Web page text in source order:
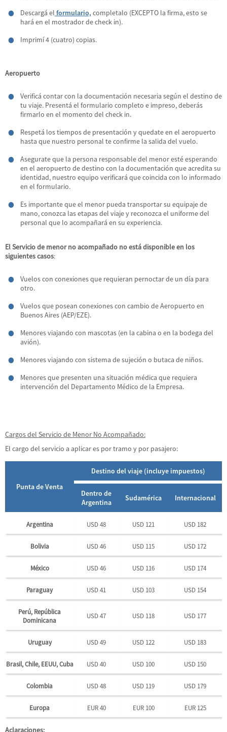
Descargá el formulario,completalo (EXCEPTO la firma, esto se
hará en el mostrador de check in).
Imprimí 4 (cuatro) copias.
Aeropuerto
Verificá contar con la documentación necesaria según el destino de
tu viaje. Presentá el formulario completo e impreso, deberás
firmarlo en el momento del check in.
Respetá los tiempos de presentación y quedate en el aeropuerto
hasta que nuestro personal te confirme la salida del vuelo.
Asegurate que la persona responsable del menor esté esperando
en el aeropuerto de destino con la documentación que acredita su
identidad, nuestro equipo verificará que coincida con lo informado
en el formulario.
Es importante que el menor pueda transportar su equipaje de
mano, conozca las etapas del viaje y reconozca el uniforme del
personal que lo acompañará en su experiencia.
El Servicio de menor no acompañado no está disponible en los
siguientes casos:
Vuelos con conexiones que requieran pernoctar de un día para
otro.
Vuelos que posean conexiones con cambio de Aeropuerto en
Buenos Aires (AEP/EZE).
Menores viajando con mascotas (en la cabina o en la bodega del
avión).
Menores viajando con sistema de sujeción o butaca de niños.
Menores que presenten una situación médica que requiera
intervención del Departamento Médico de la Empresa.
Cargos del Servicio de Menor No Acompañado:
El cargo del servicio a aplicar es por tramo y por pasajero:
Punta de Venta
Destino del viaje (incluye impuestos)
Dentro de
Argentina
Sudamérica Internacional
Argentina USD 48 USD 121 USD 182
Bolivia USD 46 USD 115 USD 172
México USD 46 USD 116 USD 174
Paraguay USD 41 USD 103 USD 154
Perú, República
Dominicana
USD 47 USD 118 USD 177
Uruguay USD 49 USD 122 USD 183
Brasil, Chile, EEUU, Cuba USD 40 USD 100 USD 150
Colombia USD 48 USD 119 USD 179
Europa EUR 40 EUR 100 EUR 125
Aclaraciones: